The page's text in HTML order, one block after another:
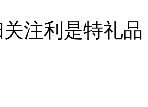
注利是特礼品